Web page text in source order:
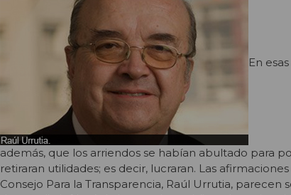
En
además, que los arriendos se habían abultado para
retiraran utilidades; es decir, lucraran. Las
Consejo Para la Transparencia, Raúl Urrutia, parecen